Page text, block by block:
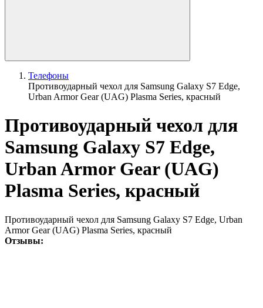
Телефоны
Противоударный чехол для Samsung Galaxy S7 Edge,
Urban Armor Gear (UAG) Plasma Series, красный
Противоударный чехол для
Samsung Galaxy S7 Edge,
Urban Armor Gear (UAG)
Plasma Series, красный
Противоударный чехол для Samsung Galaxy S7 Edge, Urban
Armor Gear (UAG) Plasma Series, красный
Отзывы: